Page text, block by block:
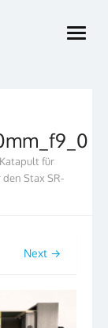
open
für
Stax SR-
Next →